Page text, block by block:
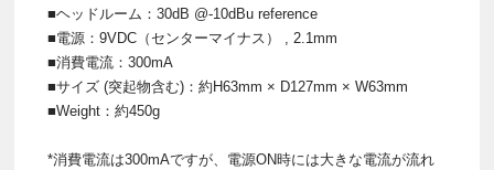
■ヘッドルーム：30dB @-10dBu reference
■電源：9VDC（センターマイナス） , 2.1mm
■消費電流：300mA
■サイズ (突起物含む)：約H63mm × D127mm × W63mm
■Weight：約450g
*消費電流は300mAですが、電源ON時には大きな電流が流れ